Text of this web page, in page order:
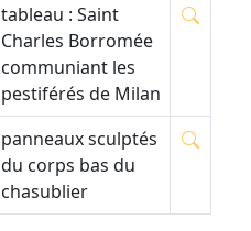
tableau : Saint
Charles Borromée
communiant les
pestiférés de Milan
panneaux sculptés
du corps bas du
chasublier